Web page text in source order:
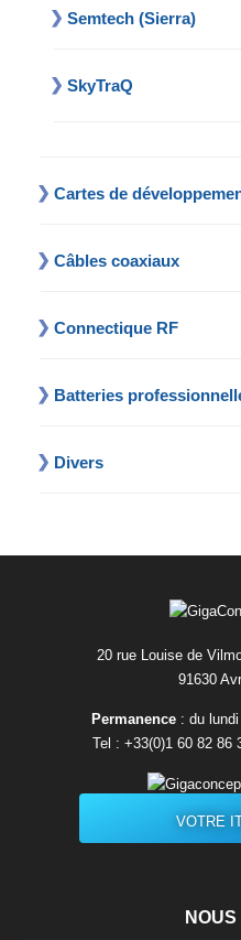
Semtech (Sierra)
SkyTraQ
Cartes de
Câbles coaxiaux
Connectique RF
Batteries
Divers
20 rue Louise de
91630
Permanence : du
Tel : +33(0)1 60 82 86
VOTRE